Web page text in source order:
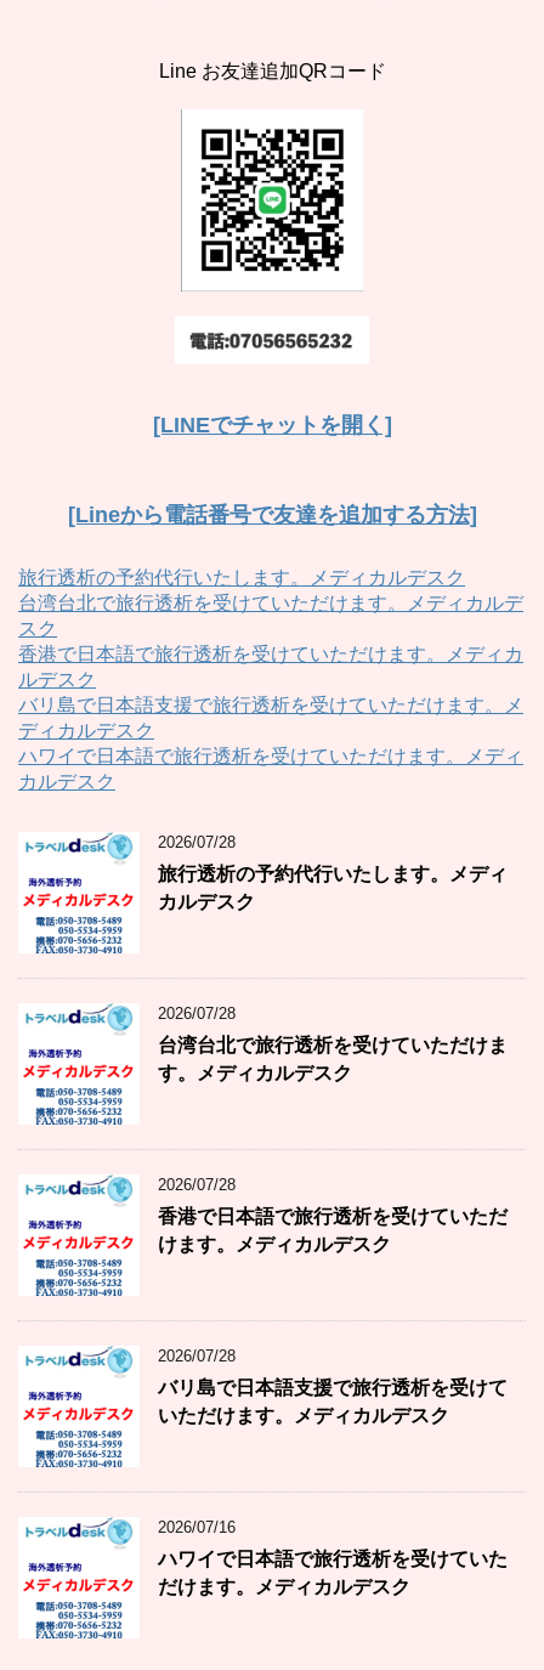
Line お友達追加QRコード
[LINEでチャットを開く]
[Lineから電話番号で友達を追加する方法]
旅行透析の予約代行いたします。メディカルデスク
台湾台北で旅行透析を受けていただけます。メディカルデ
スク
香港で日本語で旅行透析を受けていただけます。メディカ
ルデスク
バリ島で日本語支援で旅行透析を受けていただけます。メ
ディカルデスク
ハワイで日本語で旅行透析を受けていただけます。メディ
カルデスク
2026/07/28
旅行透析の予約代行いたします。メディ
カルデスク
2026/07/28
台湾台北で旅行透析を受けていただけま
す。メディカルデスク
2026/07/28
香港で日本語で旅行透析を受けていただ
けます。メディカルデスク
2026/07/28
バリ島で日本語支援で旅行透析を受けて
いただけます。メディカルデスク
2026/07/16
ハワイで日本語で旅行透析を受けていた
だけます。メディカルデスク